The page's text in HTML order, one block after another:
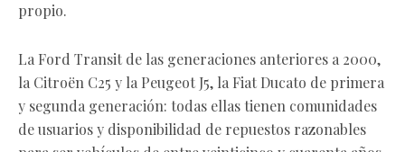
propio.
La Ford Transit de las generaciones anteriores a 2000,
la Citroën C25 y la Peugeot J5, la Fiat Ducato de primera
y segunda generación: todas ellas tienen comunidades
de usuarios y disponibilidad de repuestos razonables